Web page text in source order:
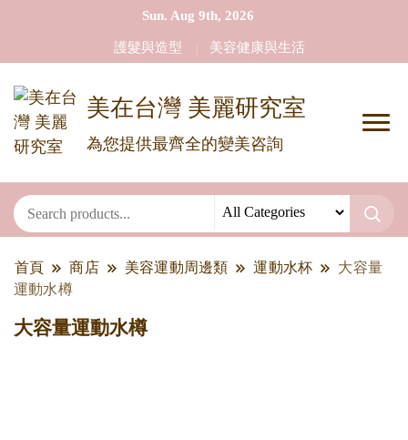
Sun. Aug 9th, 2026
護髮與造型 美容健康與生活
美在台灣 美麗研究室
為您提供最齊全的變美咨詢
首頁 商店 美容運動周邊類 運動水杯
大容量
運動水樽
大容量運動水樽